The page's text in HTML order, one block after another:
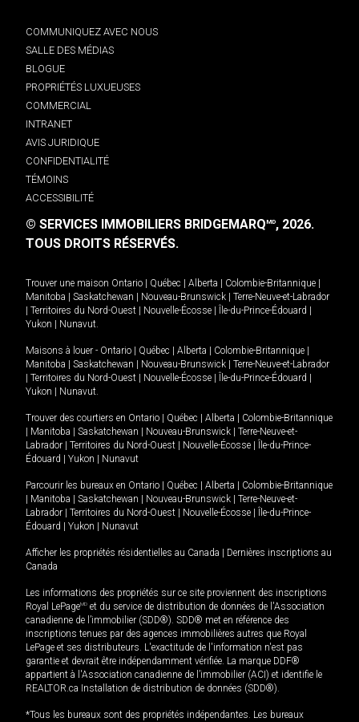
COMMUNIQUEZ AVEC NOUS
SALLE DES MÉDIAS
BLOGUE
PROPRIÉTÉS LUXUEUSES
COMMERCIAL
INTRANET
AVIS JURIDIQUE
CONFIDENTIALITÉ
TÉMOINS
ACCESSIBILITÉ
© SERVICES IMMOBILIERS BRIDGEMARQMD, 2026.
TOUS DROITS RÉSERVÉS.
Trouver une maison Ontario Québec Alberta Colombie-Britannique
Manitoba
Saskatchewan Nouveau-Brunswick
Terre-Neuve-et-Labrador
Territoires du Nord-Ouest Nouvelle-Écosse Île-du-Prince-Édouard
Yukon
Nunavut.
Maisons à louer - Ontario Québec Alberta Colombie-Britannique
Manitoba
Saskatchewan Nouveau-Brunswick
Terre-Neuve-et-Labrador
Territoires du Nord-Ouest Nouvelle-Écosse Île-du-Prince-Édouard
Yukon
Nunavut.
Trouver des courtiers en Ontario Québec Alberta
Colombie-Britannique
Manitoba Saskatchewan Nouveau-Brunswick
Terre-Neuve-et-
Labrador
Territoires du Nord-Ouest Nouvelle-Écosse
Île-du-Prince-
Édouard
Yukon Nunavut
Parcourir les bureaux en Ontario Québec Alberta
Colombie-Britannique
Manitoba Saskatchewan Nouveau-Brunswick
Terre-Neuve-et-
Labrador
Territoires du Nord-Ouest Nouvelle-Écosse
Île-du-Prince-
Édouard
Yukon Nunavut
Afficher les propriétés résidentielles au Canada
Dernières inscriptions au
Canada
Les informations des propriétés sur ce site proviennent des inscriptions
Royal LePageMD et du service de distribution de données de l'Association
canadienne de l’immobilier (SDD®). SDD® met en référence des
inscriptions tenues par des agences immobilières autres que Royal
LePage et ses distributeurs. L'exactitude de l'information n'est pas
garantie et devrait être indépendamment vérifiée. La marque DDF®
appartient à l'Association canadienne de l’immobilier (ACI) et identifie le
REALTOR.ca Installation de distribution de données (SDD®).
*Tous les bureaux sont des propriétés indépendantes. Les bureaux